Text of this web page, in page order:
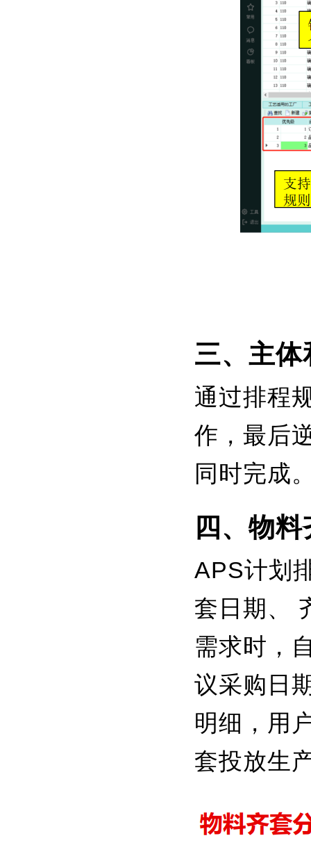
三、主体
通过排程
作，最后
同时完成
四、物料
APS计划
套日期、
需求时，
议采购日
明细，用
套投放生